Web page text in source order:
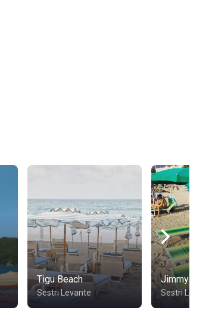
Tigu Beach
Sestri Levante
Jimmy Beach
Sestri Levante